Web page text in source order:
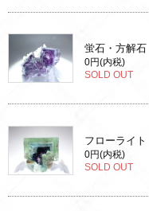
蛍石・方解石
0円(内税)
SOLD OUT
フローライト
0円(内税)
SOLD OUT